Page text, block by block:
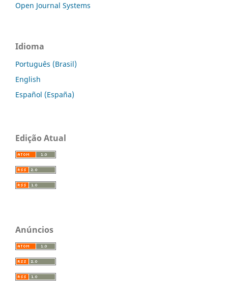
Open Journal Systems
Idioma
Português (Brasil)
English
Español (España)
Edição Atual
Anúncios